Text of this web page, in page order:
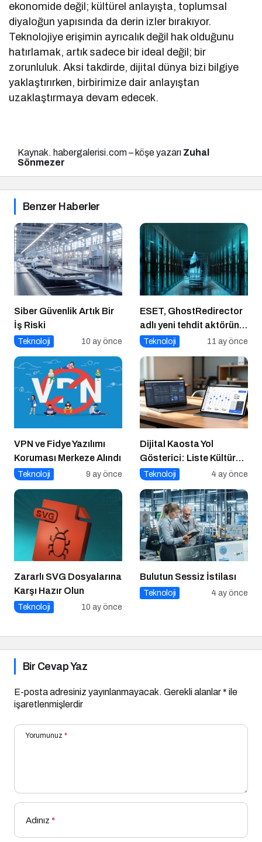
ekonomide değil; kültürel anlayışta, toplumsal
diyaloğun yapısında da derin izler bırakıyor.
Teknolojiye erişimin ayrıcalık değil hak olduğunu
hatırlamak, artık sadece bir ideal değil; bir
zorunluluk. Aksi takdirde, dijital dünya bizi bilgiye
yaklaştırırken, birbirimize dair anlayıştan
uzaklaştırmaya devam edecek.
Kaynak. habergalerisi.com – köşe yazarı Zuhal
Sönmezer
Benzer Haberler
Siber Güvenlik Artık Bir
İş Riski
Teknoloji 10 ay önce
ESET, GhostRedirector
adlı yeni tehdit aktörünü
keşfetti
Teknoloji 11 ay önce
VPN ve Fidye Yazılımı
Koruması Merkeze Alındı
Teknoloji 9 ay önce
Dijital Kaosta Yol
Gösterici: Liste Kültürü
ve İnteraktif Çözümlerin
Teknoloji 4 ay önce
Zararlı SVG Dosyalarına
Karşı Hazır Olun
Teknoloji 10 ay önce
Bulutun Sessiz İstilası
Teknoloji 4 ay önce
Bir Cevap Yaz
E-posta adresiniz yayınlanmayacak. Gerekli alanlar* ile
işaretlenmişlerdir
Yorumunuz *
Adınız *